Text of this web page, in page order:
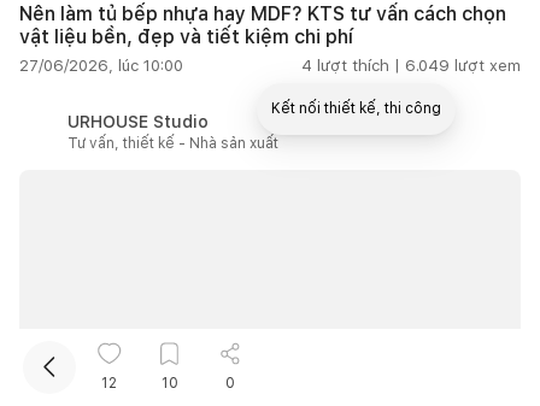
Nên làm tủ bếp nhựa hay MDF? KTS tư vấn cách chọn
vật liệu bền, đẹp và tiết kiệm chi phí
27/06/2026, lúc 10:00 4 lượt thích | 6.049 lượt xem
URHOUSE Studio
Tư vấn, thiết kế - Nhà sản xuất
12 10 0
Kết nối thiết kế, thi công